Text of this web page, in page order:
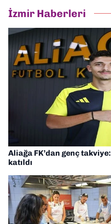
İzmir Haberleri
Aliağa FK’dan genç
katıldı